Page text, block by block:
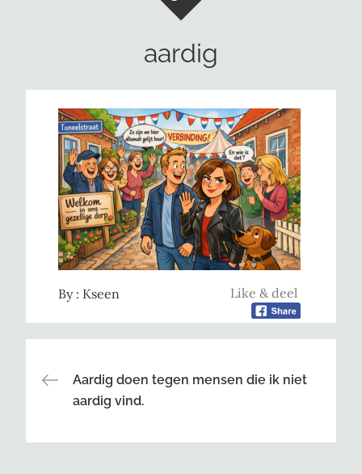
aardig
Like & deel
By : Kseen
Bericht
navigatie
Aardig doen tegen mensen die ik niet
aardig vind.